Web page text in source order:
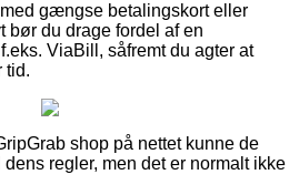
gængse betalingskort eller
bør du drage fordel af en
ViaBill, såfremt du agter at
tid.
shop på nettet kunne de
regler, men det er normalt ikke